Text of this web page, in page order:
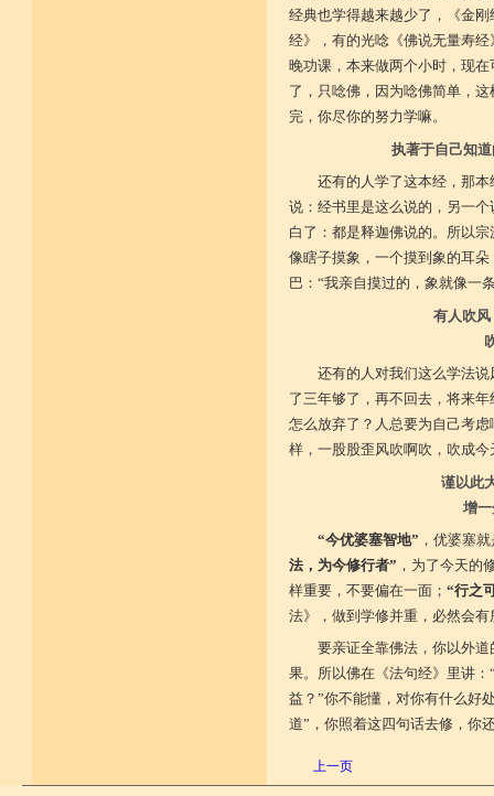
经典也学得越来越少了，《金
经》，有的光唸《佛说无量寿
晚功课，本来做两个小时，现
了，只唸佛，因为唸佛简单，
完，你尽你的努力学嘛。
执著于自己知
还有的人学了这本经，那
说：经书里是这么说的，另一
白了：都是释迦佛说的。所以
像瞎子摸象，一个摸到象的耳
巴：“我亲自摸过的，象就像一
有人吹
还有的人对我们这么学法
了三年够了，再不回去，将来
怎么放弃了？人总要为自己考
样，一股股歪风吹啊吹，吹成
谨以此
增
“今优婆塞智地” ，优婆塞
法，为今修行者” ，为了今天的
样重要，不要偏在一面； “行之
法》，做到学修并重，必然会有
要亲证全靠佛法，你以外
果。所以佛在《法句经》里讲
益？”你不能懂，对你有什么好
道”，你照着这四句话去修，你
上一页